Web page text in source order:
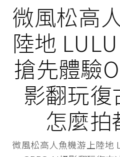
微風松高
陸地
搶先體驗
影翻玩
怎麼拍
微風松高人魚機游上陸地